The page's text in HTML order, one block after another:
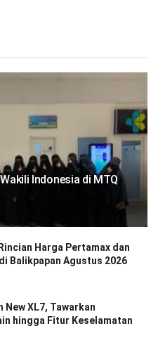
Indonesia di MTQ
Harga Pertamax dan
Balikpapan Agustus 2026
New XL7, Tawarkan
hingga Fitur Keselamatan